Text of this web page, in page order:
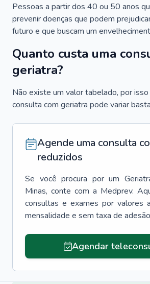
Pessoas a partir dos 40 ou 50 anos
prevenir doenças que podem
futuro e que buscam um
Quanto custa uma
geriatra?
Não existe um valor tabelado, por
consulta com geriatra pode variar
Agende uma consulta
reduzidos
Se você procura por um
Minas, conte com a Medprev.
consultas e exames por valores
mensalidade e sem taxa de
Agendar